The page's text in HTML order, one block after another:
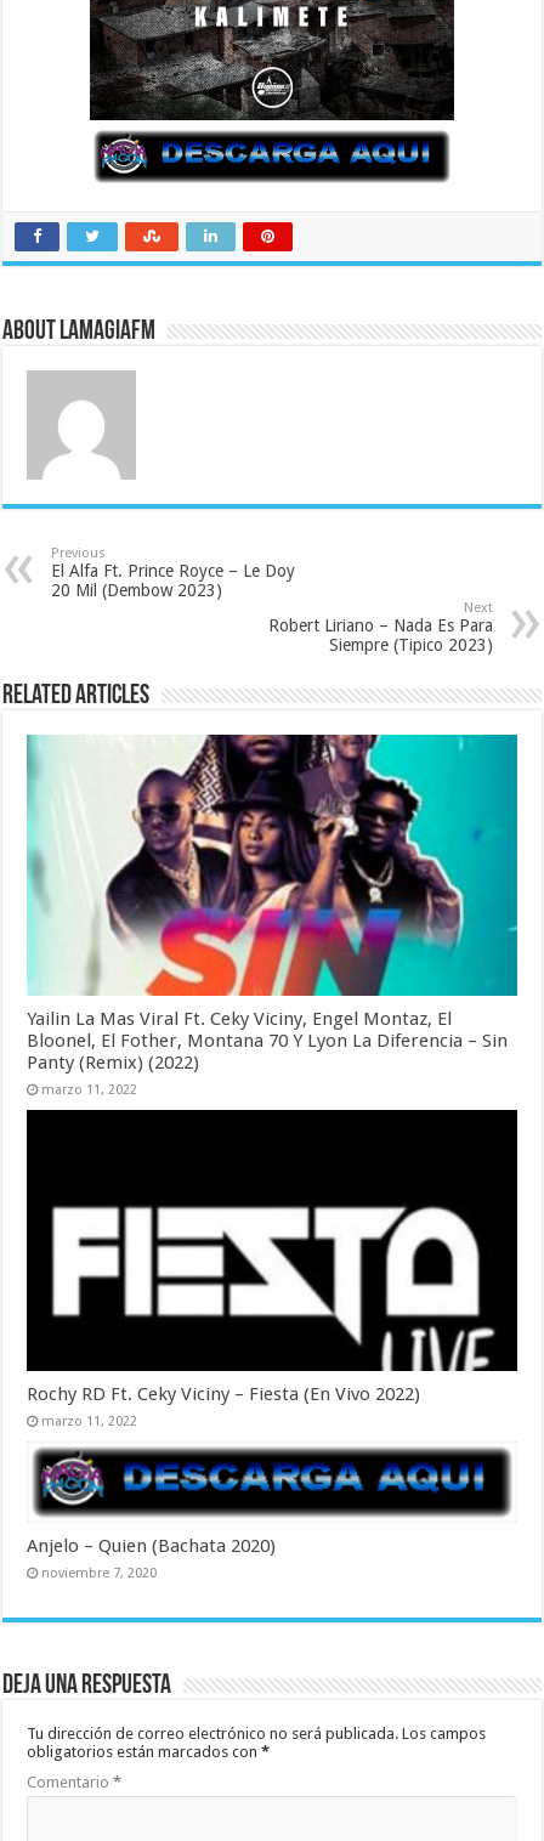
About LaMagiaFM
Previous
El Alfa Ft. Prince Royce – Le Doy
20 Mil (Dembow 2023)
Next
Robert Liriano – Nada Es Para
Siempre (Tipico 2023)
Related Articles
Yailin La Mas Viral Ft. Ceky Viciny, Engel Montaz, El
Bloonel, El Fother, Montana 70 Y Lyon La Diferencia – Sin
Panty (Remix) (2022)
marzo 11, 2022
Rochy RD Ft. Ceky Viciny – Fiesta (En Vivo 2022)
marzo 11, 2022
Anjelo – Quien (Bachata 2020)
noviembre 7, 2020
Deja una respuesta
Tu dirección de correo electrónico no será publicada. Los campos
obligatorios están marcados con*
Comentario*